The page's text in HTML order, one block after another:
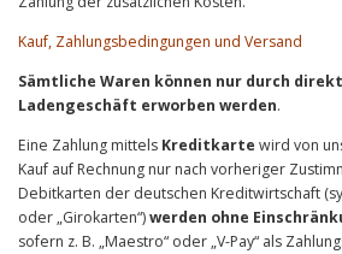
Kauf, Zahlungsbedingungen und Versand
Sämtliche Waren können nur durch
Ladengeschäft erworben werden.
Eine Zahlung mittels Kreditkarte wird von
Kauf auf Rechnung nur nach vorheriger
Debitkarten der deutschen Kreditwirtschaft
oder „Girokarten“)werden ohne
sofern z. B. „Maestro“ oder „V-Pay“ als